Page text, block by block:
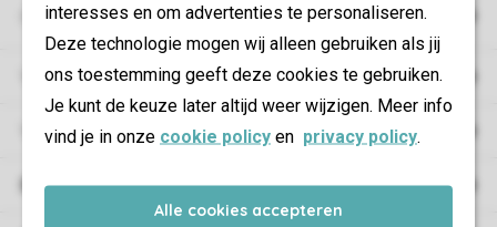
interesses en om advertenties te personaliseren.
Deze technologie mogen wij alleen gebruiken als jij
ons toestemming geeft deze cookies te gebruiken.
Je kunt de keuze later altijd weer wijzigen. Meer info
vind je in onze cookie policy en privacy policy.
Alle cookies accepteren
Campings
Vakantieverblijf
Verblijf
Boekingsinformatie